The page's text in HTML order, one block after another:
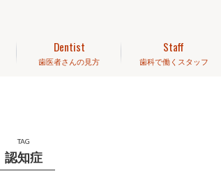
歯医者さんの見方
Dentist
歯科で働くスタッフ
Staff
TAG
認知症